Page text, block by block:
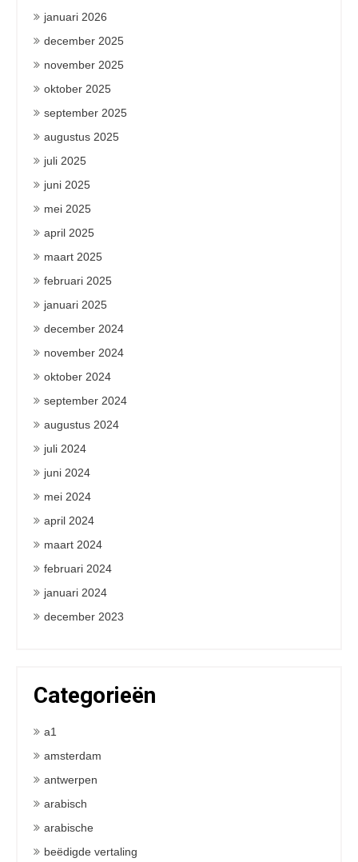
januari 2026
december 2025
november 2025
oktober 2025
september 2025
augustus 2025
juli 2025
juni 2025
mei 2025
april 2025
maart 2025
februari 2025
januari 2025
december 2024
november 2024
oktober 2024
september 2024
augustus 2024
juli 2024
juni 2024
mei 2024
april 2024
maart 2024
februari 2024
januari 2024
december 2023
Categorieën
a1
amsterdam
antwerpen
arabisch
arabische
beëdigde vertaling